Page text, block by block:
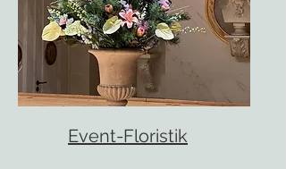
Event-Floristik